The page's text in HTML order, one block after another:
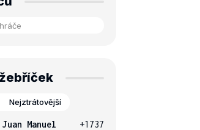
Nejztrátovější
Manuel
+1737